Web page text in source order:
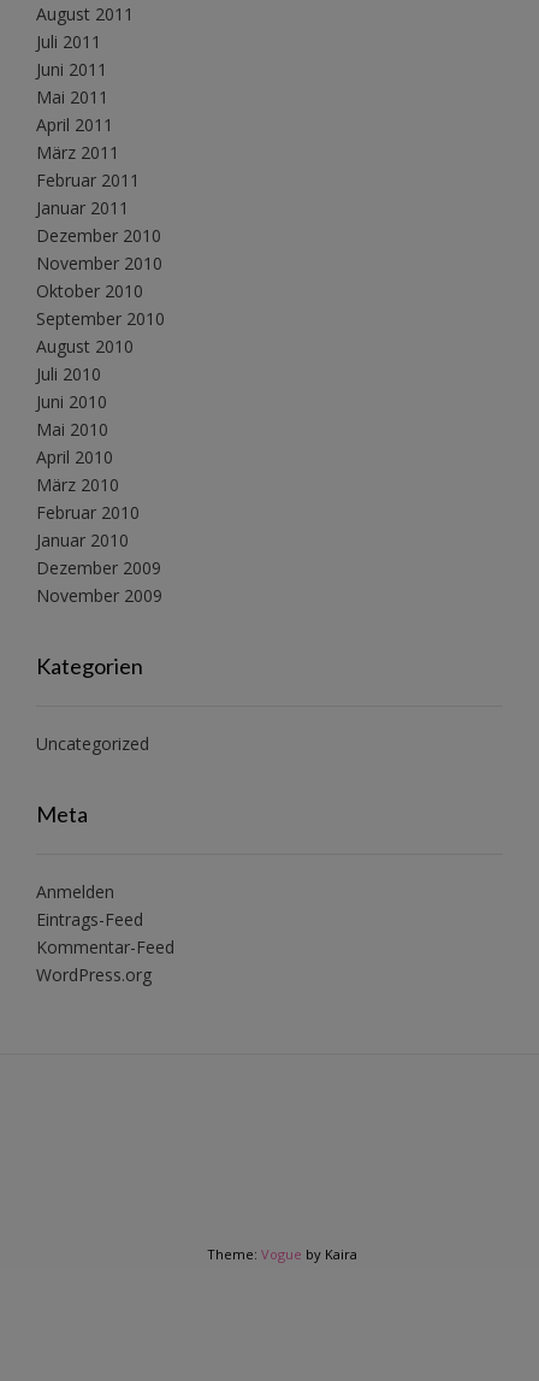
August 2011
Juli 2011
Juni 2011
Mai 2011
April 2011
März 2011
Februar 2011
Januar 2011
Dezember 2010
November 2010
Oktober 2010
September 2010
August 2010
Juli 2010
Juni 2010
Mai 2010
April 2010
März 2010
Februar 2010
Januar 2010
Dezember 2009
November 2009
Kategorien
Uncategorized
Meta
Anmelden
Eintrags-Feed
Kommentar-Feed
WordPress.org
Theme: Vogue by Kaira